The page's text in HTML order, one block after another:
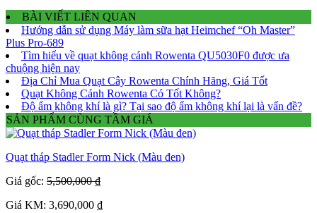
BÀI VIẾT LIÊN QUAN
Hướng dẫn sử dụng Máy làm sữa hạt Heimchef “Oh Master”
Plus Pro-689
Tìm hiểu về quạt không cánh Rowenta QU5030F0 được ưa
chuộng hiện nay
Địa Chỉ Mua Quạt Cây Rowenta Chính Hãng, Giá Tốt
Quạt Không Cánh Rowenta Có Tốt Không?
Độ ẩm không khí là gì? Tại sao độ ẩm không khí lại là vấn đề?
SẢN PHẨM CÙNG TẦM GIÁ
Quạt tháp Stadler Form Nick (Màu đen)
Giá gốc: 5,500,000 ₫
Giá KM: 3,690,000 ₫